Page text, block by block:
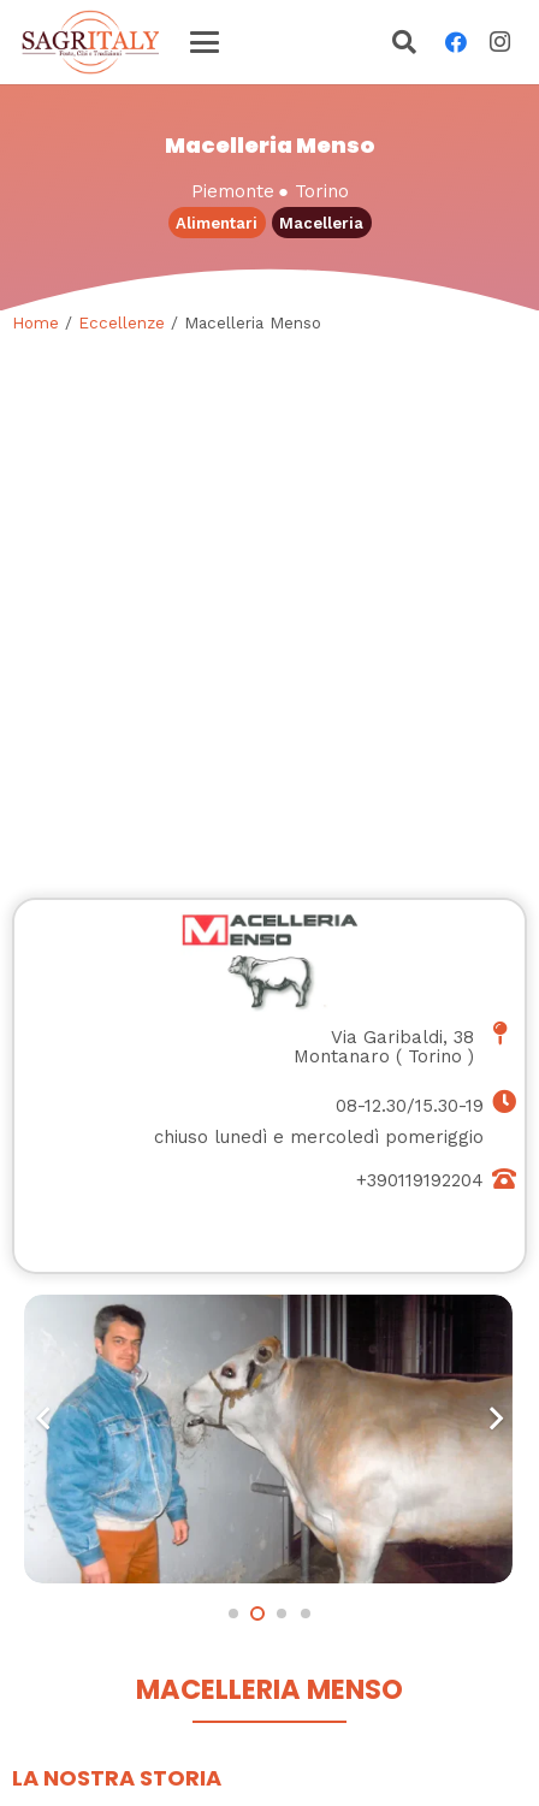
Macelleria Menso
Piemonte ● Torino
Alimentari Macelleria
Home / Eccellenze / Macelleria Menso
Via Garibaldi, 38
Montanaro ( Torino )
08-12.30/15.30-19
chiuso lunedì e mercoledì pomeriggio
+390119192204
MACELLERIA MENSO
LA NOSTRA STORIA